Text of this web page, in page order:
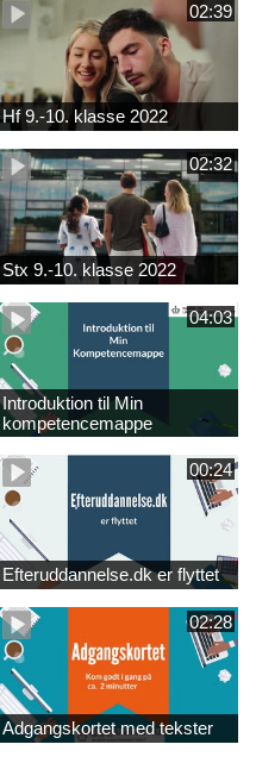
02:39
Hf 9.-10. klasse 2022
02:32
Stx 9.-10. klasse 2022
04:03
Introduktion til Min
kompetencemappe
00:24
Efteruddannelse.dk er flyttet
02:28
Adgangskortet med tekster